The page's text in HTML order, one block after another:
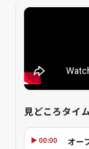
見どころタイ
▶ 00:00 オー